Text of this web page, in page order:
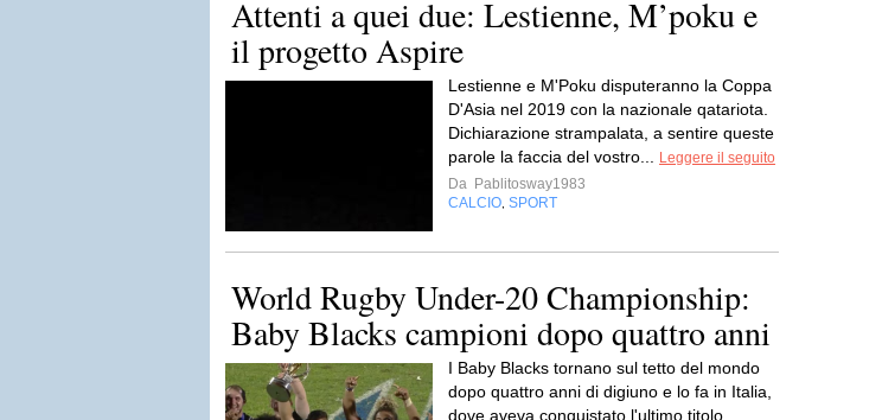
Attenti a quei due: Lestienne, M’poku e
il progetto Aspire
Lestienne e M'Poku disputeranno la Coppa
D'Asia nel 2019 con la nazionale qatariota.
Dichiarazione strampalata, a sentire queste
parole la faccia del vostro...
Leggere il seguito
Da Pablitosway1983
CALCIO SPORT
World Rugby Under-20 Championship:
Baby Blacks campioni dopo quattro anni
I Baby Blacks tornano sul tetto del mondo
dopo quattro anni di digiuno e lo fa in Italia,
dove aveva conquistato l'ultimo titolo.